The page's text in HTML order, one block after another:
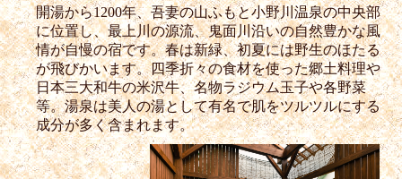
開湯から1200年、吾妻の山ふもと小野川温泉の中央部
に位置し、最上川の源流、鬼面川沿いの自然豊かな風
情が自慢の宿です。春は新緑、初夏には野生のほたる
が飛びかいます。四季折々の食材を使った郷土料理や
日本三大和牛の米沢牛、名物ラジウム玉子や各野菜
等。湯泉は美人の湯として有名で肌をツルツルにする
成分が多く含まれます。